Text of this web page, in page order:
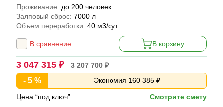
Проживание: до 200 человек
Залповый сброс: 7000 л
Объем переработки: 40 м3/сут
В сравнение В корзину
3 047 315 ₽ 3 207 700 ₽
- 5 % Экономия 160 385 ₽
Цена “под ключ”: Смотрите смету